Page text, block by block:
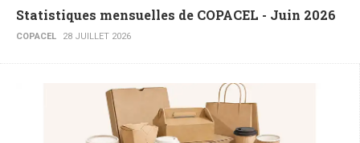
Statistiques mensuelles de COPACEL - Juin 2026
COPACEL 28 JUILLET 2026